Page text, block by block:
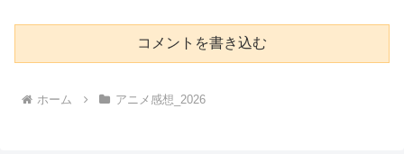
コメントを書き込む
ホーム アニメ感想_2026